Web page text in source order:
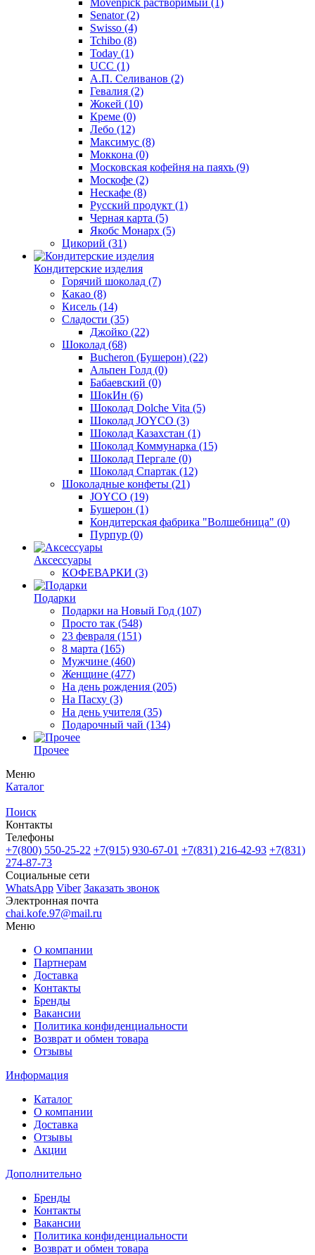
Senator(2)
Swisso (4)
Tchibo (8)
Today (1)
UCC (1)
А.П. Селиванов (2)
Гевалия (2)
Жокей (10)
Креме (0)
Лебо (12)
Максимус (8)
Моккона (0)
Московская кофейня на паяхъ (9)
Москофе (2)
Нескафе (8)
Русский продукт (1)
Черная карта (5)
Якобс Монарх (5)
Цикорий (31)
Кондитерские изделия
Горячий шоколад (7)
Какао (8)
Кисель (14)
Сладости (35)
Джойко (22)
Шоколад (68)
Bucheron (Бушерон) (22)
Альпен Голд (0)
Бабаевский (0)
ШокИн (6)
Шоколад Dolche Vita (5)
Шоколад JOYCO (3)
Шоколад Казахстан (1)
Шоколад Коммунарка (15)
Шоколад Пергале (0)
Шоколад Спартак (12)
Шоколадные конфеты (21)
JOYCO (19)
Бушерон (1)
Кондитерская фабрика "Волшебница" (0)
Пурпур (0)
Аксессуары
КОФЕВАРКИ (3)
Подарки
Подарки на Новый Год (107)
Просто так (548)
23 февраля (151)
8 марта (165)
Мужчине (460)
Женщине (477)
На день рождения (205)
На Пасху (3)
На день учителя (35)
Подарочный чай (134)
Прочее
Меню
Каталог
Поиск
Контакты
Телефоны
+7(800) 550-25-22 +7(915) 930-67-01 +7(831) 216-42-93 +7(831)
274-87-73
Социальные сети
WhatsApp Viber Заказать звонок
Электронная почта
chai.kofe.97@mail.ru
Меню
О компании
Партнерам
Доставка
Контакты
Бренды
Вакансии
Политика конфиденциальности
Возврат и обмен товара
Отзывы
Информация
Каталог
О компании
Доставка
Отзывы
Акции
Дополнительно
Бренды
Контакты
Вакансии
Политика конфиденциальности
Возврат и обмен товара